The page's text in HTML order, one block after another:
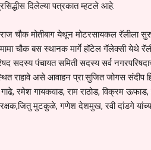
दिलेल्या पत्रकात म्हटले आहे.
चौक मोतीबाग येथून मोटरसायकल रॅलीला
चौक बस स्थानक मार्गे हॉटेल गॅलेक्सी येथे
सदस्य पंचायत समिती सदस्य सर्व
राहावे असे आवाहन प्रा.सुजित जोगस संदीप
रमेश गायकवाड, राम राठोड, विक्रम
मुटकुळे, गणेश देशमुख, रवी दांडगे